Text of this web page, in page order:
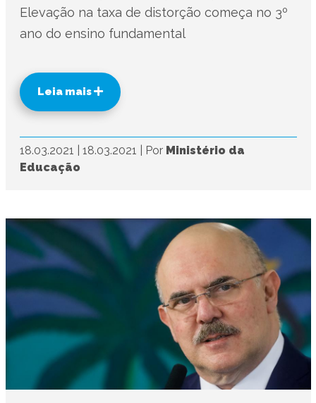
Elevação na taxa de distorção começa no 3º
ano do ensino fundamental
Leia mais
18.03.2021 18.03.2021 Por Ministério da
Educação